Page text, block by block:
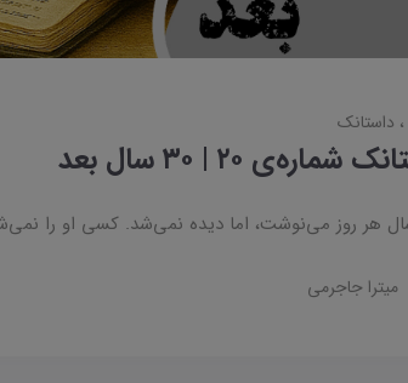
داستانک‌
شماره‌ی ۲۰ | ۳۰ سال بعد
هر روز می‌نوشت، اما دیده نمی‌شد. کسی او را
میترا جاجرمی